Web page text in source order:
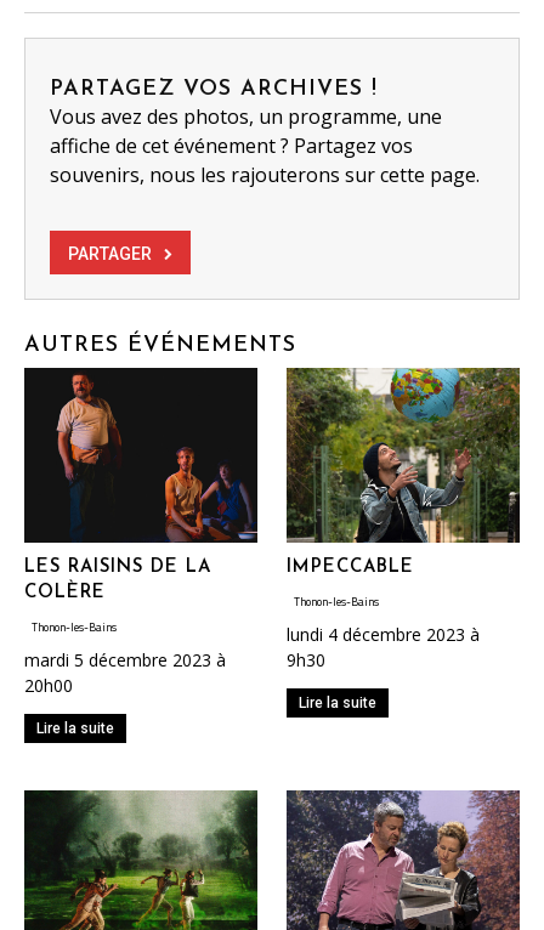
PARTAGEZ VOS ARCHIVES !
Vous avez des photos, un programme, une
affiche de cet événement ? Partagez vos
souvenirs, nous les rajouterons sur cette page.
PARTAGER
AUTRES ÉVÉNEMENTS
LES RAISINS DE LA
COLÈRE
Thonon-les-Bains
mardi 5 décembre 2023 à
20h00
Lire la suite
IMPECCABLE
Thonon-les-Bains
lundi 4 décembre 2023 à
9h30
Lire la suite